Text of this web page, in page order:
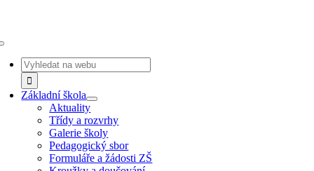
Search
for:
Základní škola
Aktuality
Třídy a rozvrhy
Galerie školy
Pedagogický sbor
Formuláře a žádosti ZŠ